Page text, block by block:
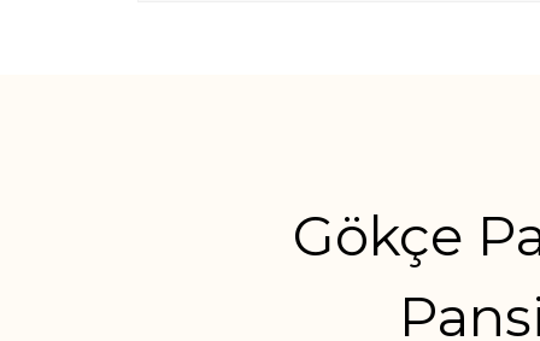
işletmeler sayesinde…Gökçe